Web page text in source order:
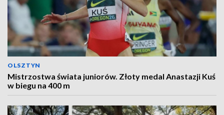
OLSZTYN
Mistrzostwa świata juniorów. Złoty medal Anastazji Kuś
w biegu na 400 m